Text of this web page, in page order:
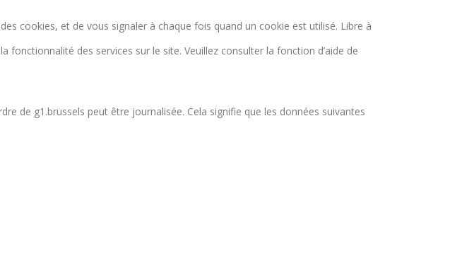
cookies, et de vous signaler à chaque fois quand un cookie est utilisé. Libre à
des services sur le site. Veuillez consulter la fonction d’aide de
de g1.brussels peut être journalisée. Cela signifie que les données suivantes